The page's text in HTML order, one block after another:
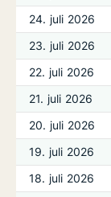
24. juli 2026
23. juli 2026
22. juli 2026
21. juli 2026
20. juli 2026
19. juli 2026
18. juli 2026